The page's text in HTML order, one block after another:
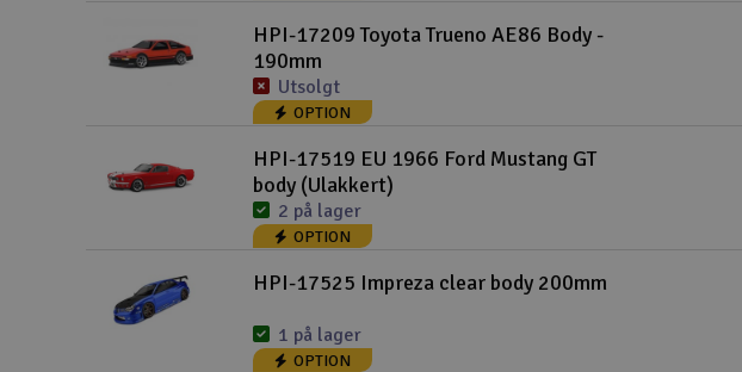
Verktøy, utstyr & tilbehør
Gavekort
OPTION
HPI-17209 Toyota Trueno AE86 Body -
190mm
Utsolgt
OPTION
HPI-17519 EU 1966 Ford Mustang GT
body (Ulakkert)
2 på lager
OPTION
HPI-17525 Impreza clear body 200mm
1 på lager